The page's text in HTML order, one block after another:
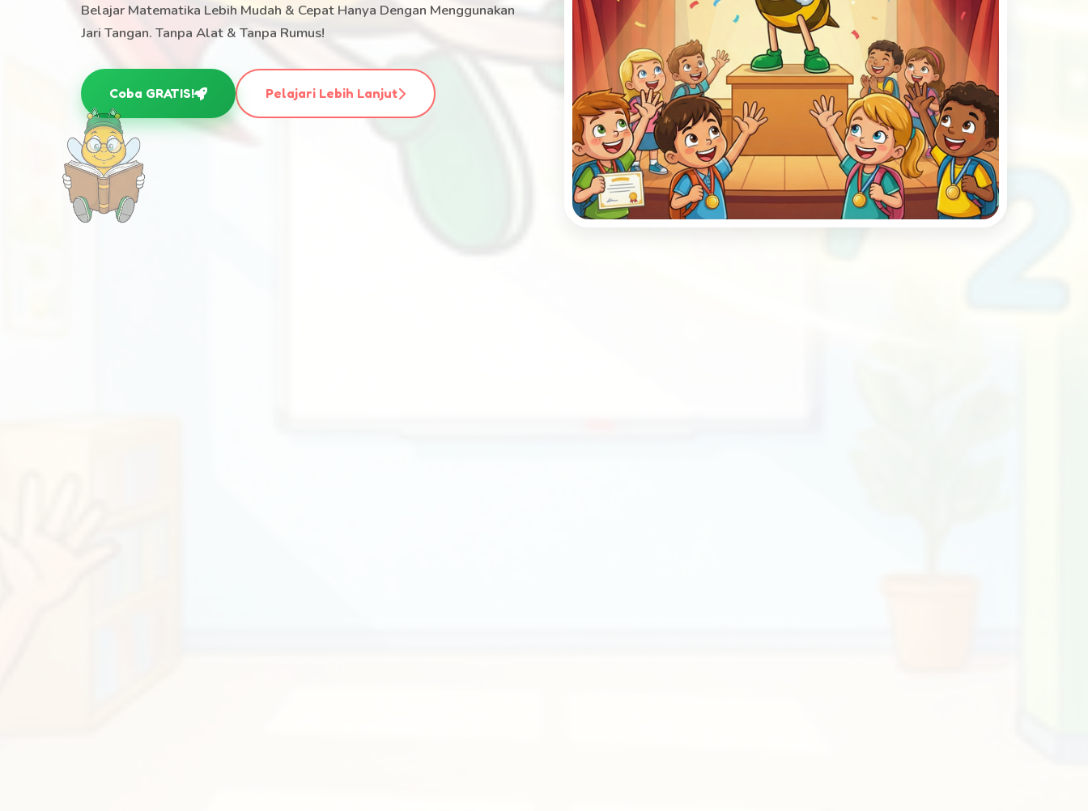
Belajar Matematika Lebih Mudah & Cepat Hanya Dengan Menggunakan
Jari Tangan. Tanpa Alat & Tanpa Rumus!
Coba GRATIS! Pelajari Lebih Lanjut